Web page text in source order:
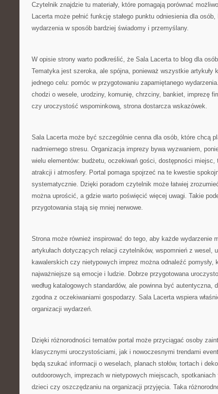
Czytelnik znajdzie tu materiały, które pomagają porównać
Lacerta może pełnić funkcję stałego punktu odniesienia dla
wydarzenia w sposób bardziej świadomy i przemyślany.
W opisie strony warto podkreślić, że Sala Lacerta to blog dla
Tematyka jest szeroka, ale spójna, ponieważ wszystkie artykuły
jednego celu: pomóc w przygotowaniu zapamiętanego
chodzi o wesele, urodziny, komunię, chrzciny, bankiet, imprezę
czy uroczystość wspominkową, strona dostarcza wskazówek.
Sala Lacerta może być szczególnie cenna dla osób, które chcą
nadmiernego stresu. Organizacja imprezy bywa wyzwaniem,
wielu elementów: budżetu, oczekiwań gości, dostępności miejsc,
atrakcji i atmosfery. Portal pomaga spojrzeć na te kwestie
systematycznie. Dzięki poradom czytelnik może łatwiej
można uprościć, a gdzie warto poświęcić więcej uwagi. Takie
przygotowania stają się mniej nerwowe.
Strona może również inspirować do tego, aby każde wydarzenie
artykułach dotyczących relacji czytelników, wspomnień z wesel,
kawalerskich czy nietypowych imprez można odnaleźć pomysły,
najważniejsze są emocje i ludzie. Dobrze przygotowana
według katalogowych standardów, ale powinna być autentyczna,
zgodna z oczekiwaniami gospodarzy. Sala Lacerta wspiera
organizacji wydarzeń.
Dzięki różnorodności tematów portal może przyciągać osoby
klasycznymi uroczystościami, jak i nowoczesnymi trendami
będą szukać informacji o weselach, planach stołów, tortach i
outdoorowych, imprezach w nietypowych miejscach,
dzieci czy oszczędzaniu na organizacji przyjęcia. Taka